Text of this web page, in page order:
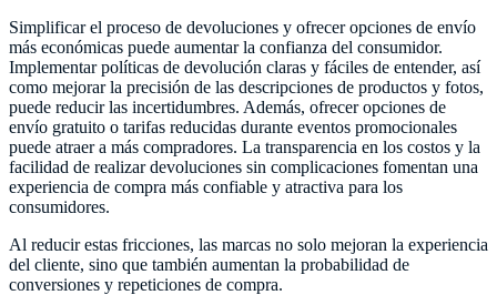
Simplificar el proceso de devoluciones y ofrecer opciones de envío
más económicas puede aumentar la confianza del consumidor.
Implementar políticas de devolución claras y fáciles de entender, así
como mejorar la precisión de las descripciones de productos y fotos,
puede reducir las incertidumbres. Además, ofrecer opciones de
envío gratuito o tarifas reducidas durante eventos promocionales
puede atraer a más compradores. La transparencia en los costos y la
facilidad de realizar devoluciones sin complicaciones fomentan una
experiencia de compra más confiable y atractiva para los
consumidores.
Al reducir estas fricciones, las marcas no solo mejoran la experiencia
del cliente, sino que también aumentan la probabilidad de
conversiones y repeticiones de compra.